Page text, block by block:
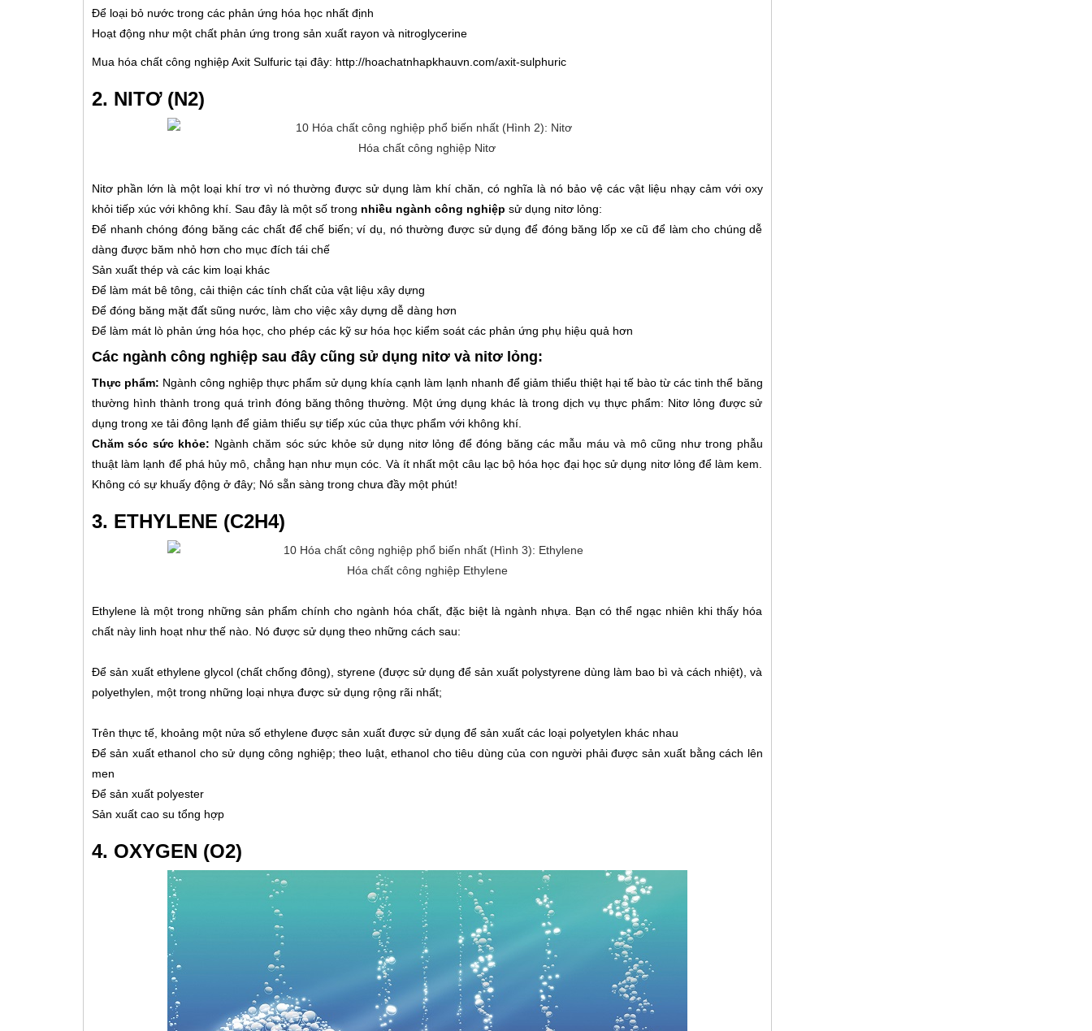
Để loại bỏ nước trong các phản ứng hóa học nhất định
Hoạt động như một chất phản ứng trong sản xuất rayon và nitroglycerine
Mua hóa chất công nghiệp Axit Sulfuric tại đây: http://hoachatnhapkhauvn.com/axit-sulphuric
2. NITƠ (N2)
Hóa chất công nghiệp Nitơ
Nitơ phần lớn là một loại khí trơ vì nó thường được sử dụng làm khí chăn, có nghĩa là nó bảo vệ các vật liệu nhạy cảm với oxy
khỏi tiếp xúc với không khí. Sau đây là một số trong nhiều ngành công nghiệp sử dụng nitơ lỏng:
Để nhanh chóng đóng băng các chất để chế biến; ví dụ, nó thường được sử dụng để đóng băng lốp xe cũ để làm cho chúng dễ
dàng được băm nhỏ hơn cho mục đích tái chế
Sản xuất thép và các kim loại khác
Để làm mát bê tông, cải thiện các tính chất của vật liệu xây dựng
Để đóng băng mặt đất sũng nước, làm cho việc xây dựng dễ dàng hơn
Để làm mát lò phản ứng hóa học, cho phép các kỹ sư hóa học kiểm soát các phản ứng phụ hiệu quả hơn
Các ngành công nghiệp sau đây cũng sử dụng nitơ và nitơ lỏng:
Thực phẩm: Ngành công nghiệp thực phẩm sử dụng khía cạnh làm lạnh nhanh để giảm thiểu thiệt hại tế bào từ các tinh thể băng
thường hình thành trong quá trình đóng băng thông thường. Một ứng dụng khác là trong dịch vụ thực phẩm: Nitơ lỏng được sử
dụng trong xe tải đông lạnh để giảm thiểu sự tiếp xúc của thực phẩm với không khí.
Chăm sóc sức khỏe: Ngành chăm sóc sức khỏe sử dụng nitơ lỏng để đóng băng các mẫu máu và mô cũng như trong phẫu
thuật làm lạnh để phá hủy mô, chẳng hạn như mụn cóc. Và ít nhất một câu lạc bộ hóa học đại học sử dụng nitơ lỏng để làm kem.
Không có sự khuấy động ở đây; Nó sẵn sàng trong chưa đầy một phút!
3. ETHYLENE (C2H4)
Hóa chất công nghiệp Ethylene
Ethylene là một trong những sản phẩm chính cho ngành hóa chất, đặc biệt là ngành nhựa. Bạn có thể ngạc nhiên khi thấy hóa
chất này linh hoạt như thế nào. Nó được sử dụng theo những cách sau:
Để sản xuất ethylene glycol (chất chống đông), styrene (được sử dụng để sản xuất polystyrene dùng làm bao bì và cách nhiệt), và
polyethylen, một trong những loại nhựa được sử dụng rộng rãi nhất;
Trên thực tế, khoảng một nửa số ethylene được sản xuất được sử dụng để sản xuất các loại polyetylen khác nhau
Để sản xuất ethanol cho sử dụng công nghiệp; theo luật, ethanol cho tiêu dùng của con người phải được sản xuất bằng cách lên
men
Để sản xuất polyester
Sản xuất cao su tổng hợp
4. OXYGEN (O2)